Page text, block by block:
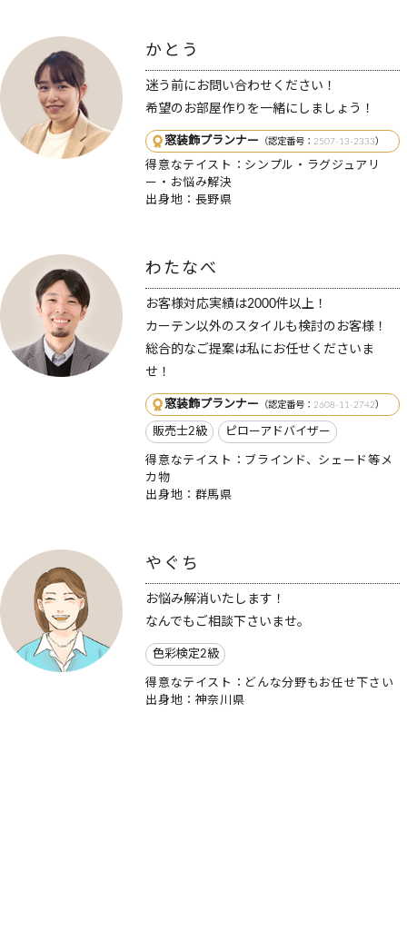
かとう
迷う前にお問い合わせください！
希望のお部屋作りを一緒にしましょう！
窓装飾プランナー （認定番号：2507-13-2333）
得意なテイスト：シンプル・ラグジュアリ
ー・お悩み解決
出身地：長野県
わたなべ
お客様対応実績は2000件以上！
カーテン以外のスタイルも検討のお客様！
総合的なご提案は私にお任せくださいま
せ！
窓装飾プランナー （認定番号：2608-11-2742）
販売士2級 ピローアドバイザー
得意なテイスト：ブラインド、シェード等メ
カ物
出身地：群馬県
やぐち
お悩み解消いたします！
なんでもご相談下さいませ。
色彩検定2級
得意なテイスト：どんな分野もお任せ下さい
出身地：神奈川県